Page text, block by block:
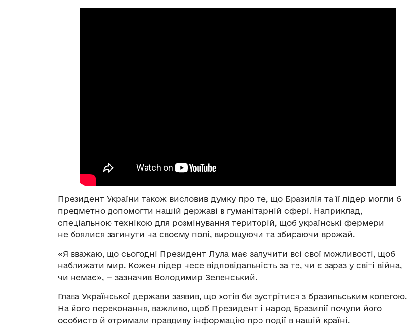
Президент України також висловив думку про те, що Бразилія та її лідер могли б
предметно допомогти нашій державі в гуманітарній сфері. Наприклад,
спеціальною технікою для розмінування територій, щоб українські фермери
не боялися загинути на своєму полі, вирощуючи та збираючи врожай.
«Я вважаю, що сьогодні Президент Лула має залучити всі свої можливості, щоб
наближати мир. Кожен лідер несе відповідальність за те, чи є зараз у світі війна,
чи немає», — зазначив Володимир Зеленський.
Глава Української держави заявив, що хотів би зустрітися з бразильським колегою.
На його переконання, важливо, щоб Президент і народ Бразилії почули його
особисто й отримали правдиву інформацію про події в нашій країні.